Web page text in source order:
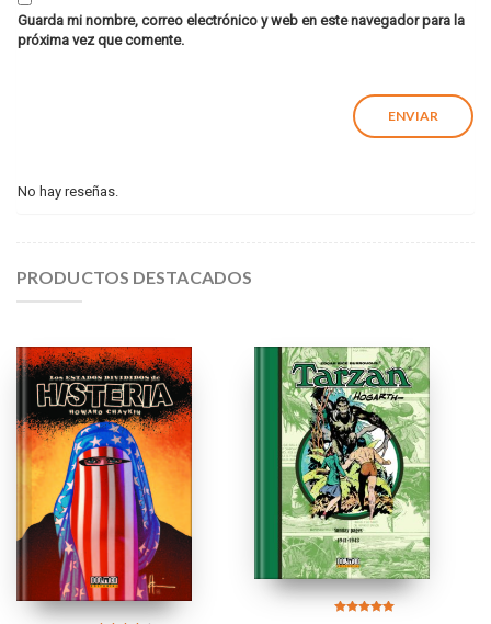
Guarda mi nombre, correo electrónico y web en este navegador para la
próxima vez que comente.
No hay reseñas.
PRODUCTOS DESTACADOS